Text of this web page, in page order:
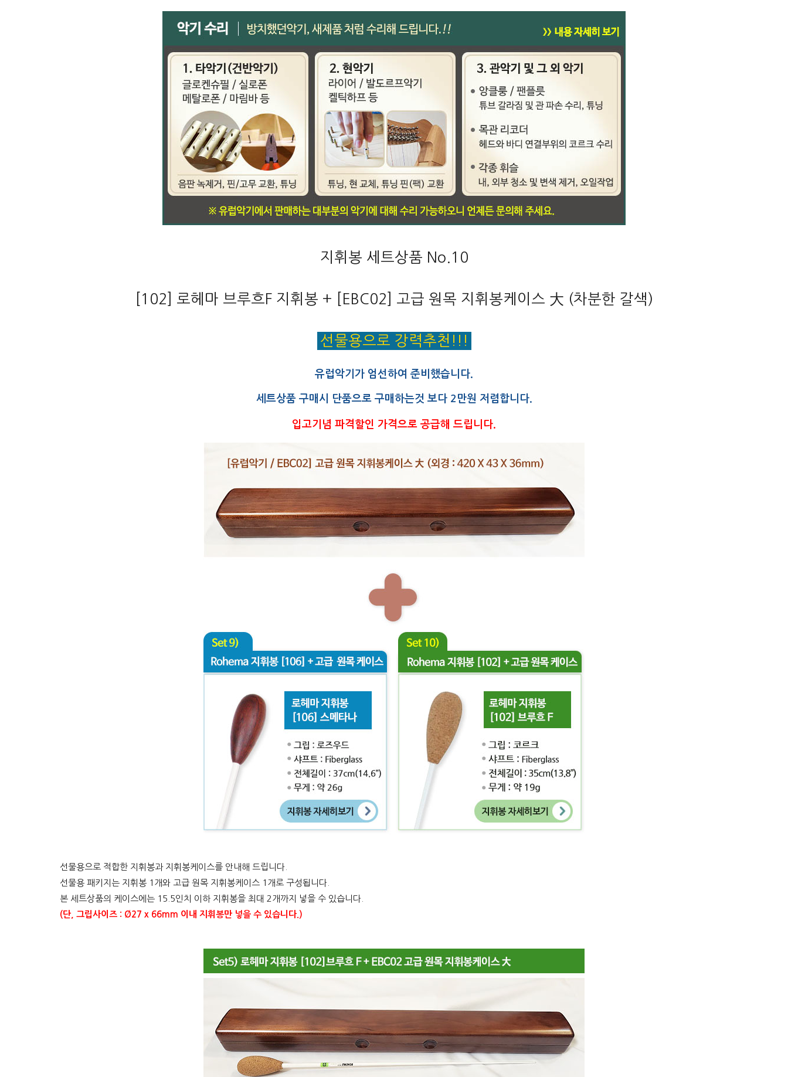
지휘봉 세트상품 No.10
[102] 로헤마 브루흐F 지휘봉 + [EBC02] 고급 원목 지휘봉케이스 大 (차분한 갈색)
선물용으로 강력추천!!!
유럽악기가 엄선하여 준비했습니다.
세트상품 구매시 단품으로 구매하는것 보다 2만원 저렴합니다.
입고기념 파격할인 가격으로 공급해 드립니다.
선물용으로 적합한 지휘봉과 지휘봉케이스를 안내해 드립니다.
선물용 패키지는 지휘봉 1개와 고급 원목 지휘봉케이스 1개로 구성됩니다.
본 세트상품의 케이스에는 15.5인치 이하 지휘봉을 최대 2개까지 넣을 수 있습니다.
(단, 그립사이즈 : Ø27 x 66mm 이내 지휘봉만 넣을 수 있습니다.)